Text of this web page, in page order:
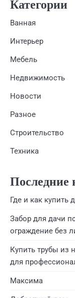
Категории
Ванная
Интерьер
Мебель
Недвижимость
Новости
Разное
Строительство
Техника
Последние
Где и как купить
Забор для дачи
ограждение без
Купить трубы из
для
Максима